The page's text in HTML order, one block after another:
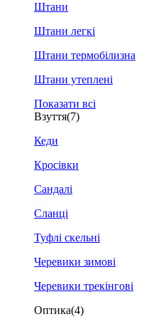
Штани
Штани легкі
Штани термобілизна
Штани утеплені
Показати всі
Взуття(7)
Кеди
Кросівки
Сандалі
Сланці
Туфлі скельні
Черевики зимові
Черевики трекінгові
Оптика(4)